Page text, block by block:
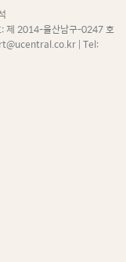
제 2014-울산남구-0247 호
| Tel: